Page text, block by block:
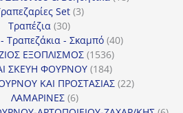
Set 33
Τραπέζια 3030
προϊόντα
Τραπεζάκια - Σκαμπό 4040
ΕΞΟΠΛΙΣΜΟΣ 15361536
προϊόντα
ΣΚΕΥΗ ΦΟΥΡΝΟΥ 184184
προϊόντα
ΚΑΙ ΠΡΟΣΤΑΣΙΑΣ 2222
ΛΑΜΑΡΙΝΕΣ 66